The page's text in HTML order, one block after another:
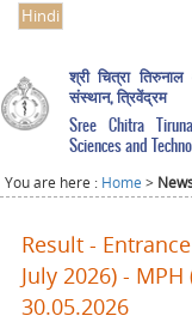
Hindi
श्री चित्रा तिरुनाल
संस्थान, त्रिवेंद्रम
Sree Chitra
Sciences and
You are here : Home >
Result -
July 2026) -
30.05.2026